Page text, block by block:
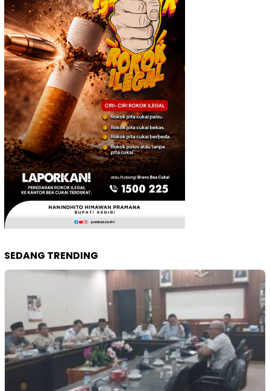
SEDANG TRENDING